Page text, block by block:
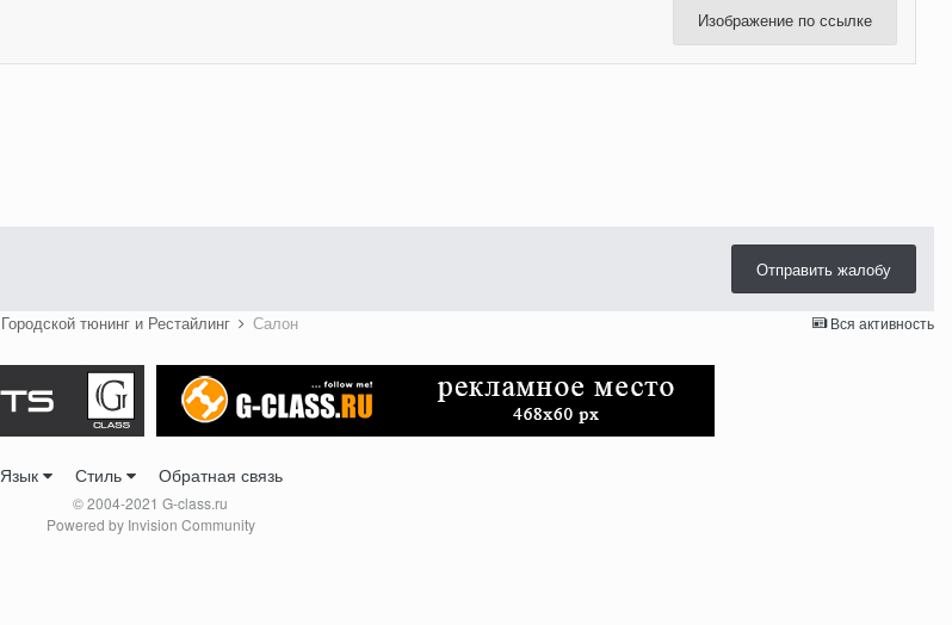
Изображение по ссылке
Отправить жалобу
Вся активность
Городской тюнинг и Рестайлинг Салон
Язык Стиль Обратная связь
© 2004-2021 G-class.ru
Powered by Invision Community